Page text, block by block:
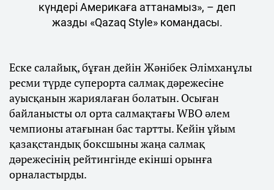
күндері Америкаға аттанамыз», – деп
жазды «Qazaq Style» командасы.
Еске салайық, бұған дейін Жәнібек Әлімханұлы
ресми түрде суперорта салмақ дәрежесіне
ауысқанын жариялаған болатын. Осыған
байланысты ол орта салмақтағы WBO әлем
чемпионы атағынан бас тартты. Кейін ұйым
қазақстандық боксшыны жаңа салмақ
дәрежесінің рейтингінде екінші орынға
орналастырды.